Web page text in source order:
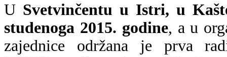
U Svetvinčentu u Istri, u
studenoga 2015. godine, a u
zajednice održana je prva